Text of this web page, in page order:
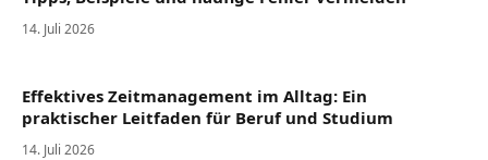
14. Juli 2026
Effektives Zeitmanagement im Alltag: Ein
praktischer Leitfaden für Beruf und Studium
14. Juli 2026